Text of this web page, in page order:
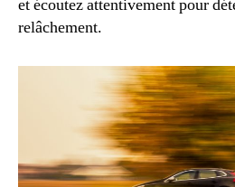
et écoutez attentivement pour
relâchement.